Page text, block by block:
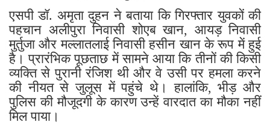
एसपी डॉ. अमृता दुहन ने बताया कि गिरफ्तार युवकों की
पहचान अलीपुरा निवासी शोएब खान, आयड़ निवासी
मुर्तुजा और मल्लातलाई निवासी हसीन खान के रूप में हुई
है। प्रारंभिक पूछताछ में सामने आया कि तीनों की किसी
व्यक्ति से पुरानी रंजिश थी और वे उसी पर हमला करने
की नीयत से जुलूस में पहुंचे थे। हालांकि, भीड़ और
पुलिस की मौजूदगी के कारण उन्हें वारदात का मौका नहीं
मिल पाया।